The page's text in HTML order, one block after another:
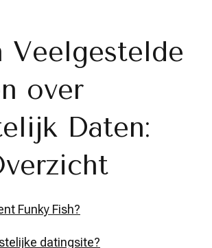
Veelgestelde
over
Daten:
Funky Fish?
datingsite?